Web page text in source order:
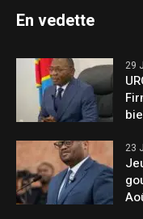
En vedette
29
23